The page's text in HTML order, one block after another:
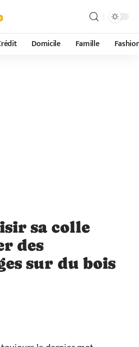
Domicile Famille
sa colle
des
sur du bois